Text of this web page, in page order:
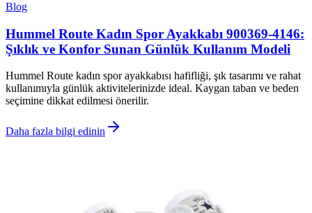
Blog
Hummel Route Kadın Spor Ayakkabı 900369-4146:
Şıklık ve Konfor Sunan Günlük Kullanım Modeli
Hummel Route kadın spor ayakkabısı hafifliği, şık tasarımı ve rahat
kullanımıyla günlük aktivitelerinizde ideal. Kaygan taban ve beden
seçimine dikkat edilmesi önerilir.
Daha fazla bilgi edinin